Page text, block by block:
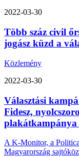
2022-03-30
Több száz civil
jogász küzd a
Közlemény
2022-03-30
Választási
Fidesz,
plakátkampánya
A K-Monitor, a
Magyarország